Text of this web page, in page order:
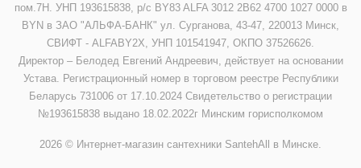
пом.7Н. УНП 193615838, р/с BY83 ALFA 3012 2B62 4700 1027 0000 в
BYN в ЗАО "АЛЬФА-БАНК" ул. Сурганова, 43-47, 220013 Минск,
СВИФТ - ALFABY2X, УНП 101541947, ОКПО 37526626.
Директор – Белодед Евгений Андреевич, действует на основании
Устава. Регистрационный номер в торговом реестре Республики
Беларусь 731006 от 17.10.2024 Свидетельство о регистрации
№193615838 выдано 18.02.2022г Минским горисполкомом
2026 © Интернет-магазин сантехники SantehAll в Минске.